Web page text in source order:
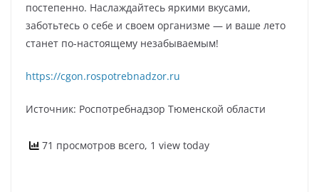
постепенно. Наслаждайтесь яркими вкусами,
заботьтесь о себе и своем организме — и ваше лето
станет по-настоящему незабываемым!
https://cgon.rospotrebnadzor.ru
Источник: Роспотребнадзор Тюменской области
71 просмотров всего, 1 view today